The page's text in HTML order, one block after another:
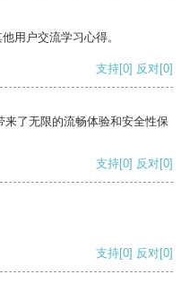
用户交流学习心得。
支持[0] 反对[0]
了无限的流畅体验和安全性保
支持[0] 反对[0]
支持[0] 反对[0]